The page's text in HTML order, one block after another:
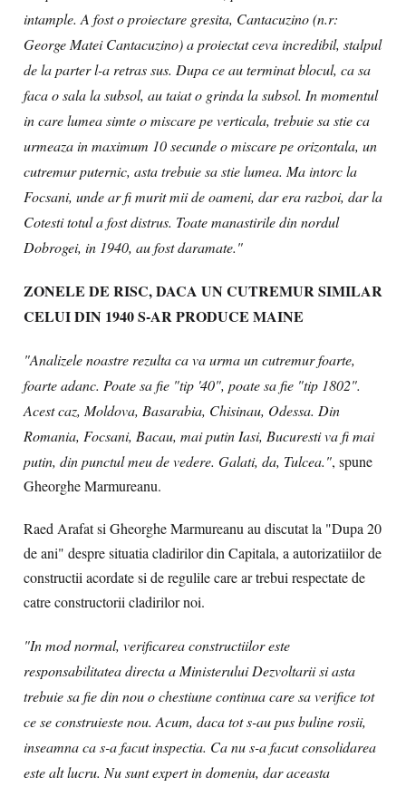
intample. A fost o proiectare gresita, Cantacuzino (n.r:
George Matei Cantacuzino) a proiectat ceva incredibil, stalpul
de la parter l-a retras sus. Dupa ce au terminat blocul, ca sa
faca o sala la subsol, au taiat o grinda la subsol. In momentul
in care lumea simte o miscare pe verticala, trebuie sa stie ca
urmeaza in maximum 10 secunde o miscare pe orizontala, un
cutremur puternic, asta trebuie sa stie lumea. Ma intorc la
Focsani, unde ar fi murit mii de oameni, dar era razboi, dar la
Cotesti totul a fost distrus. Toate manastirile din nordul
Dobrogei, in 1940, au fost daramate."
ZONELE DE RISC, DACA UN CUTREMUR SIMILAR
CELUI DIN 1940 S-AR PRODUCE MAINE
"Analizele noastre rezulta ca va urma un cutremur foarte,
foarte adanc. Poate sa fie "tip '40", poate sa fie "tip 1802".
Acest caz, Moldova, Basarabia, Chisinau, Odessa. Din
Romania, Focsani, Bacau, mai putin Iasi, Bucuresti va fi mai
putin, din punctul meu de vedere. Galati, da, Tulcea.", spune
Gheorghe Marmureanu.
Raed Arafat si Gheorghe Marmureanu au discutat la "Dupa 20
de ani" despre situatia cladirilor din Capitala, a autorizatiilor de
constructii acordate si de regulile care ar trebui respectate de
catre constructorii cladirilor noi.
"In mod normal, verificarea constructiilor este
responsabilitatea directa a Ministerului Dezvoltarii si asta
trebuie sa fie din nou o chestiune continua care sa verifice tot
ce se construieste nou. Acum, daca tot s-au pus buline rosii,
inseamna ca s-a facut inspectia. Ca nu s-a facut consolidarea
este alt lucru. Nu sunt expert in domeniu, dar aceasta